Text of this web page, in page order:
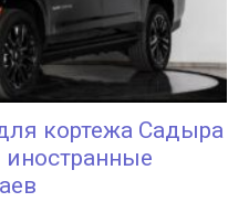
кортежа Садыра